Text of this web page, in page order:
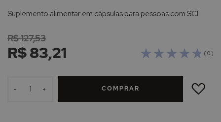
imagens
Suplemento alimentar em cápsulas para pessoas com SCI
( 0 )
R$ 83,21
R$ 127,53
- + COMPRAR
ADICIONAR
LISTA